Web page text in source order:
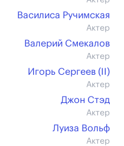
Василиса Ручимская
Актер
Валерий Смекалов
Актер
Игорь Сергеев (II)
Актер
Джон Стэд
Актер
Луиза Вольф
Актер